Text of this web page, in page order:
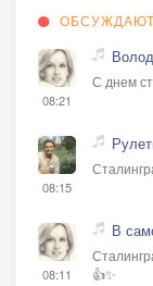
08:21
С днем
08:15
08:11
В
👍✨